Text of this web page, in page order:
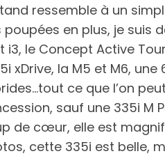
ressemble à un
poupées en plus, je suis
i3, le Concept Active
xDrive, la M5 et M6,
ce que l’on
sauf une 335i M
de cœur, elle est
cette 335i est belle,